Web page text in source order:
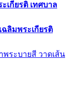
เกียรติ เทศบาล
ลิมพระเกียรติ
ระบายสี วาดเส้น